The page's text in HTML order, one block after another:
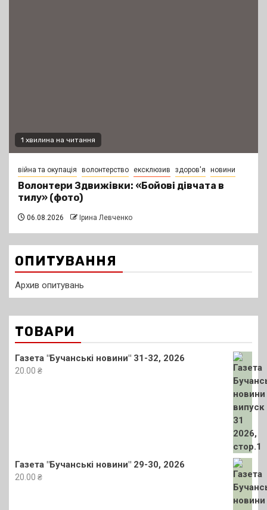
1 хвилина на читання
війна та окупація волонтерство ексклюзив здоров'я новини
Волонтери Здвижівки: «Бойові дівчата в
тилу» (фото)
06.08.2026 Ірина Левченко
ОПИТУВАННЯ
Архив опитувань
ТОВАРИ
Газета "Бучанські новини" 31-32, 2026
20.00 ₴
Газета "Бучанські новини" 29-30, 2026
20.00 ₴